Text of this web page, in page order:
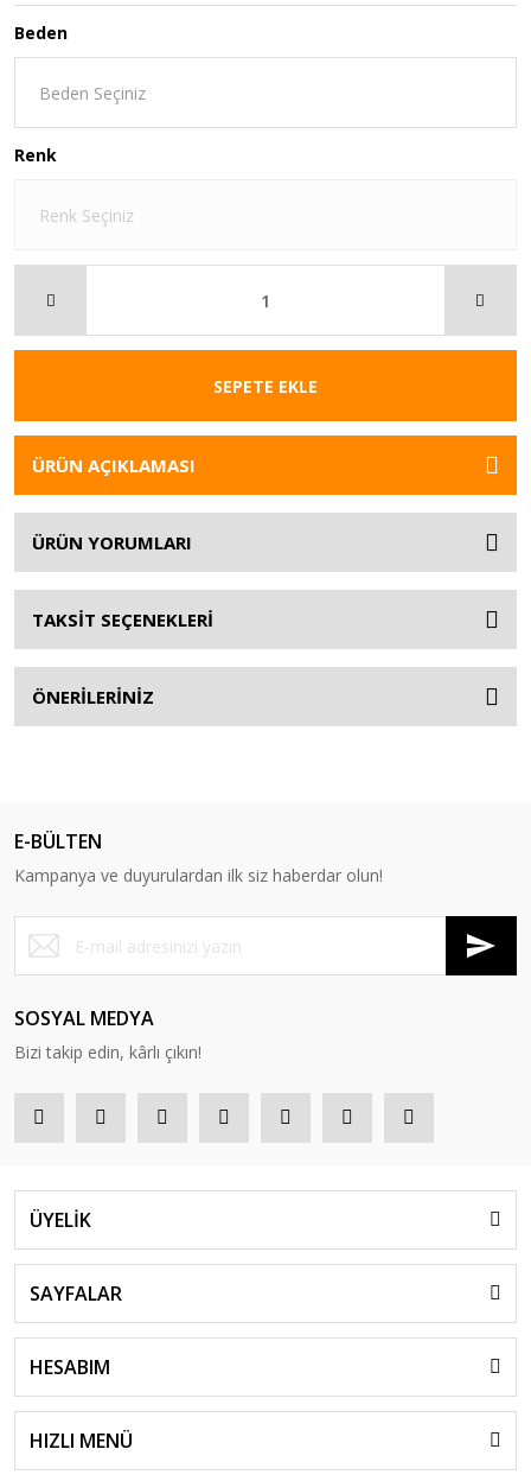
Beden
Renk
SEPETE EKLE
ÜRÜN AÇIKLAMASI
ÜRÜN YORUMLARI
TAKSİT SEÇENEKLERİ
ÖNERİLERİNİZ
E-BÜLTEN
Kampanya ve duyurulardan ilk siz haberdar olun!
SOSYAL MEDYA
Bizi takip edin, kârlı çıkın!
ÜYELİK
SAYFALAR
HESABIM
HIZLI MENÜ